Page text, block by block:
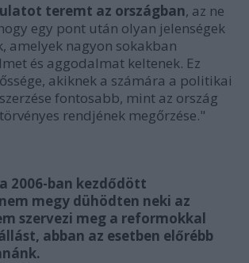
teremt az országban, az ne
egy pont után olyan jelenségek
amelyek nagyon sokakban
és aggodalmat keltenek. Ez
akiknek a számára a politikai
fontosabb, mint az ország
rendjének megőrzése."
2006-ban kezdődött
megy dühödten neki az
szervezi meg a reformokkal
abban az esetben előrébb